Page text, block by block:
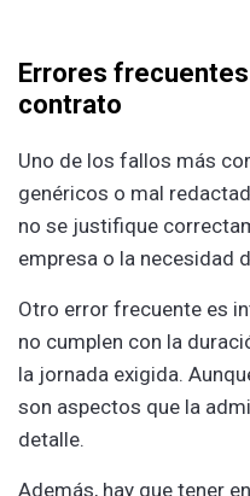
Errores
contrato
Uno de los fallos más
genéricos o mal
no se justifique
empresa o la necesidad
Otro error frecuente es
no cumplen con la
la jornada exigida.
son aspectos que la
detalle.
Además, hay que tener